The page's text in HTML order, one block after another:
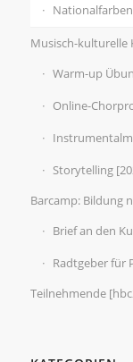
Nationalfarben
Musisch-kulturelle
Warm-up
Online-
Storytelling
Barcamp: Bildung
Brief an den
Radtgeber für
Teilnehmende